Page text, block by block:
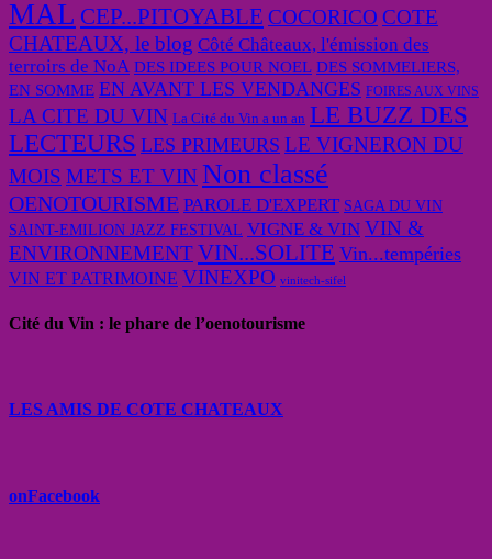
MAL CEP...PITOYABLE COCORICO COTE
CHATEAUX, le blog Côté Châteaux, l'émission des
terroirs de NoA DES IDEES POUR NOEL DES SOMMELIERS,
EN SOMME EN AVANT LES VENDANGES FOIRES AUX VINS
LA CITE DU VIN La Cité du Vin a un an LE BUZZ DES
LECTEURS LES PRIMEURS LE VIGNERON DU
MOIS METS ET VIN Non classé
OENOTOURISME PAROLE D'EXPERT SAGA DU VIN
SAINT-EMILION JAZZ FESTIVAL VIGNE & VIN VIN &
ENVIRONNEMENTVIN...SOLITE Vin...tempéries
VIN ET PATRIMOINE VINEXPO vinitech-sifel
Cité du Vin : le phare de l’oenotourisme
LES AMIS DE COTE CHATEAUX
onFacebook